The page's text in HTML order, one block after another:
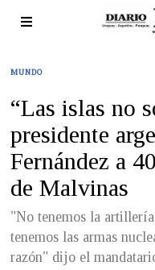
MUNDO
“Las islas no
presidente
Fernández a
de Malvinas
"No tenemos la
tenemos las armas
razón" dijo el